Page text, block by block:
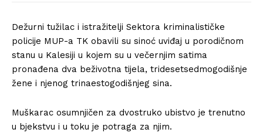
Dežurni tužilac i istražitelji Sektora kriminalističke
policije MUP-a TK obavili su sinoć uviđaj u porodičnom
stanu u Kalesiji u kojem su u večernjim satima
pronađena dva beživotna tijela, tridesetsedmogodišnje
žene i njenog trinaestogodišnjeg sina.
Muškarac osumnjičen za dvostruko ubistvo je trenutno
u bjekstvu i u toku je potraga za njim.